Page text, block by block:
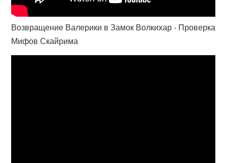
Возвращение Валерики в Замок Волкихар - Проверка
Мифов Скайрима